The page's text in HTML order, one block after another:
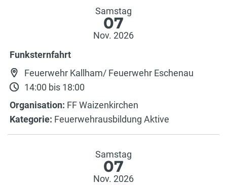
Samstag
07
Nov. 2026
Funksternfahrt
Feuerwehr Kallham/ Feuerwehr Eschenau
14:00 bis 18:00
Organisation: FF Waizenkirchen
Kategorie: Feuerwehrausbildung Aktive
Samstag
07
Nov. 2026